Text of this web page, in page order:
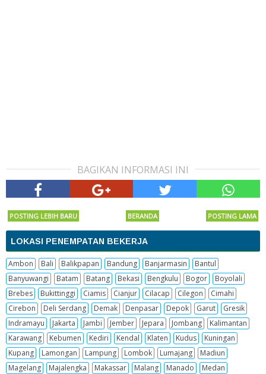
BAGIKAN INFORMASI INI
POSTING LEBIH BARU POSTING LAMA
BERANDA
LOKASI PENEMPATAN BEKERJA
Ambon Bali Balikpapan Bandung Banjarmasin
Bantul
Banyuwangi
Batam Batang Bekasi Bengkulu Bogor
Boyolali
Brebes
Bukittinggi Ciamis Cianjur Cilacap Cilegon
Cimahi
Cirebon
Deli Serdang Demak Denpasar Depok Garut
Gresik
Indramayu
Jakarta Jambi Jember Jepara Jombang
Kalimantan
Karawang
Kebumen Kediri Kendal Klaten Kudus
Kuningan
Kupang
Lamongan Lampung Lombok Lumajang
Madiun
Magelang
Majalengka Makassar Malang Manado
Medan